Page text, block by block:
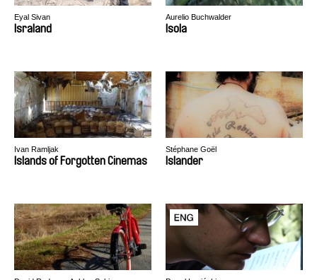
Eyal Sivan
Israland
Aurelio Buchwalder
Isola
Ivan Ramljak
Islands of Forgotten Cinemas
Stéphane Goël
Islander